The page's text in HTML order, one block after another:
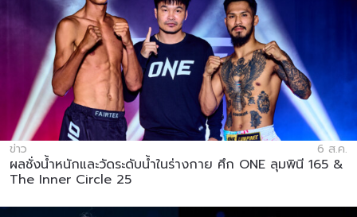
ข่าว 6 ส.ค.
ผลชั่งน้ำหนักและวัดระดับน้ำในร่างกาย ศึก ONE ลุมพินี 165 &
The Inner Circle 25